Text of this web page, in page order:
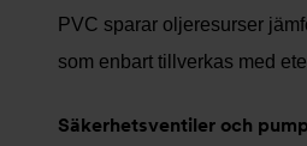
PVC sparar oljeresurser
som enbart tillverkas med
Säkerhetsventiler och